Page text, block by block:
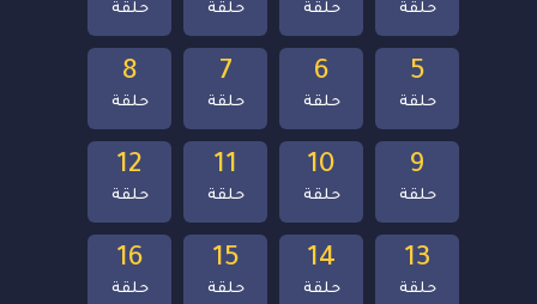
16
حلقة
15
حلقة
14
حلقة
13
حلقة
12
حلقة
11
حلقة
10
حلقة
9
حلقة
8
حلقة
7
حلقة
6
حلقة
5
حلقة
حلقة حلقة حلقة حلقة